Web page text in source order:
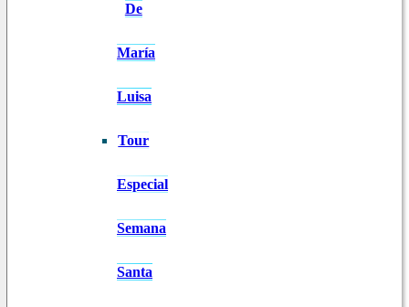
De
María
Luisa
Tour
Especial
Semana
Santa